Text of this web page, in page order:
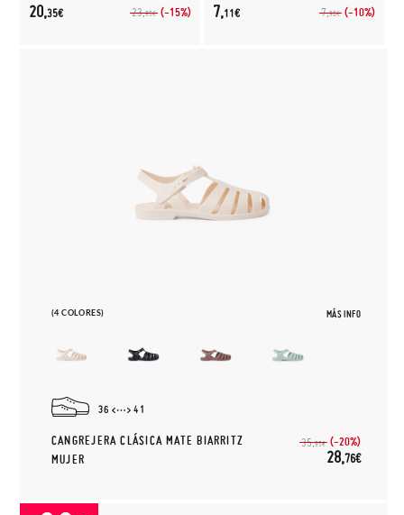
23,95€ (-15%)
20,35€ 7,90€ (-10%)
7,11€
(4 COLORES) MÁS INFO
36 41
CANGREJERA CLÁSICA MATE BIARRITZ
MUJER
35,95€ (-20%)
28,76€